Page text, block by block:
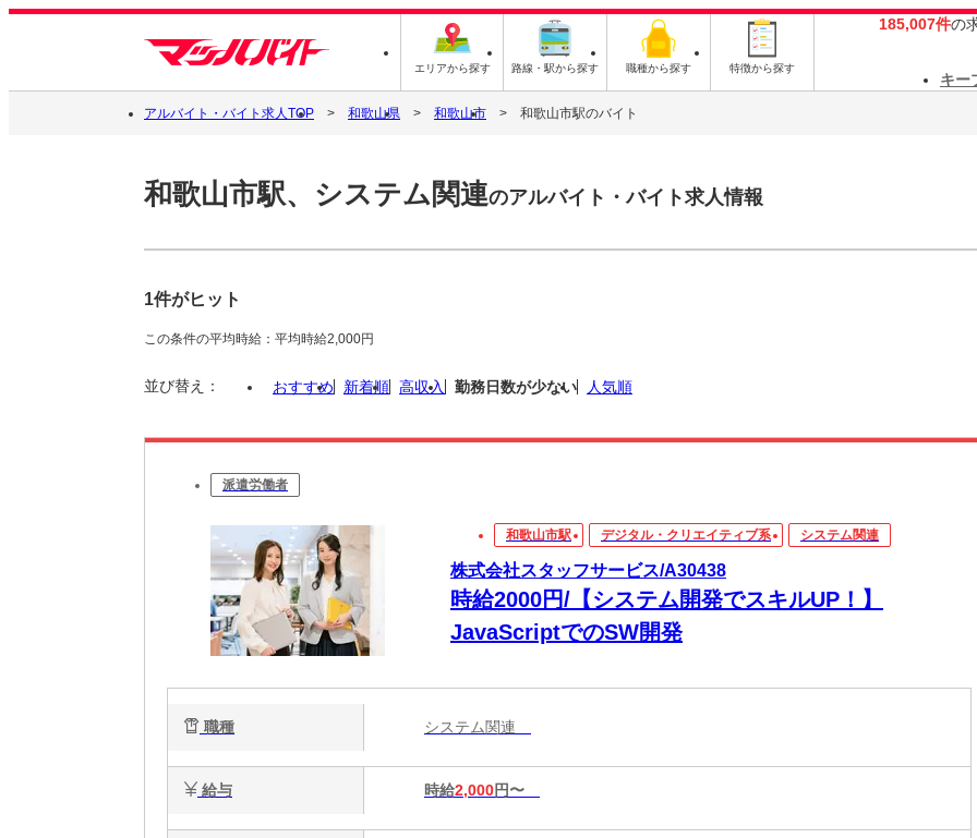
エリアから探す 路線・駅から探す 職種から探す 特徴から探す
185,007件の
キー
アルバイト・バイト求人TOP 和歌山県 和歌山市 和歌山市駅のバイト
和歌山市駅、システム関連のアルバイト・バイト求人情報
1件がヒット
この条件の平均時給：平均時給2,000円
並び替え： おすすめ 新着順 高収入 勤務日数が少ない 人気順
派遣労働者
和歌山市駅 デジタル・クリエイティブ系 システム関連
株式会社スタッフサービス/A30438
時給2000円/【システム開発でスキルUP！】
JavaScriptでのSW開発
職種 システム関連
給与 時給2,000円〜